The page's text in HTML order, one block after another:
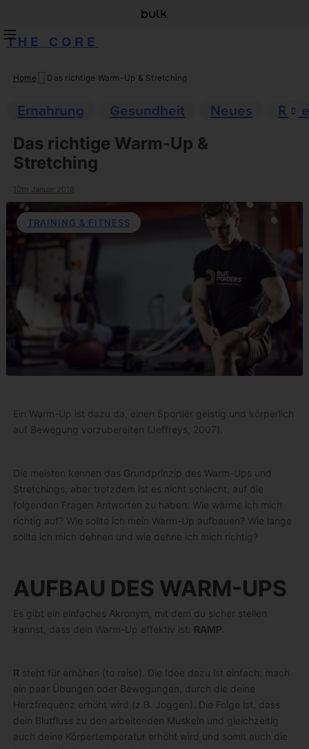
THE CORE
Skip
content
Home Das richtige Warm-Up & Stretching
Ernahrung Gesundheit Neues
Das richtige Warm-Up &
Stretching
10th Januar 2018
TRAINING & FITNESS
Ein Warm-Up ist dazu da, einen Sportler geistig und körperlich
auf Bewegung vorzubereiten (Jeffreys, 2007).
Die meisten kennen das Grundprinzip des Warm-Ups und
Stretchings, aber trotzdem ist es nicht schlecht, auf die
folgenden Fragen Antworten zu haben: Wie wärme ich mich
richtig auf? Wie sollte ich mein Warm-Up aufbauen? Wie lange
sollte ich mich dehnen und wie dehne ich mich richtig?
AUFBAU DES WARM-UPS
Es gibt ein einfaches Akronym, mit dem du sicher stellen
kannst, dass dein Warm-Up effektiv ist: RAMP
R steht für erhöhen (to raise). Die Idee dazu ist einfach: mach
ein paar Übungen oder Bewegungen, durch die deine
Herzfrequenz erhöht wird (z.B. Joggen). Die Folge ist, dass
dein Blutfluss zu den arbeitenden Muskeln und gleichzeitig
auch deine Körpertemperatur erhöht wird und somit auch die